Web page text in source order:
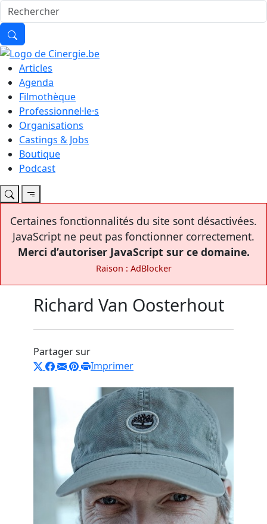
Articles
Agenda
Filmothèque
Professionnel·le·s
Organisations
Castings & Jobs
Boutique
Podcast
Certaines fonctionnalités du site sont désactivées.
JavaScript ne peut pas fonctionner correctement.
Merci d’autoriser JavaScript sur ce domaine.
Raison : AdBlocker
Richard Van Oosterhout
Partager sur
Imprimer